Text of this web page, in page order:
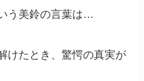
う美鈴の言葉は…
けたとき、驚愕の真実が